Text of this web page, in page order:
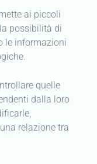
ai piccoli
possibilità di
le informazioni
quelle
dalla loro
relazione tra